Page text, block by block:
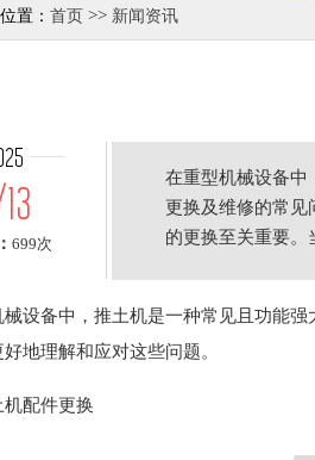
置： 首页 >> 新闻资讯
699次
在重型机械设备中
更换及维修的常见
的更换至关重要
械设备中，推土机是一种常见且功能
地理解和应对这些问题。
配件更换